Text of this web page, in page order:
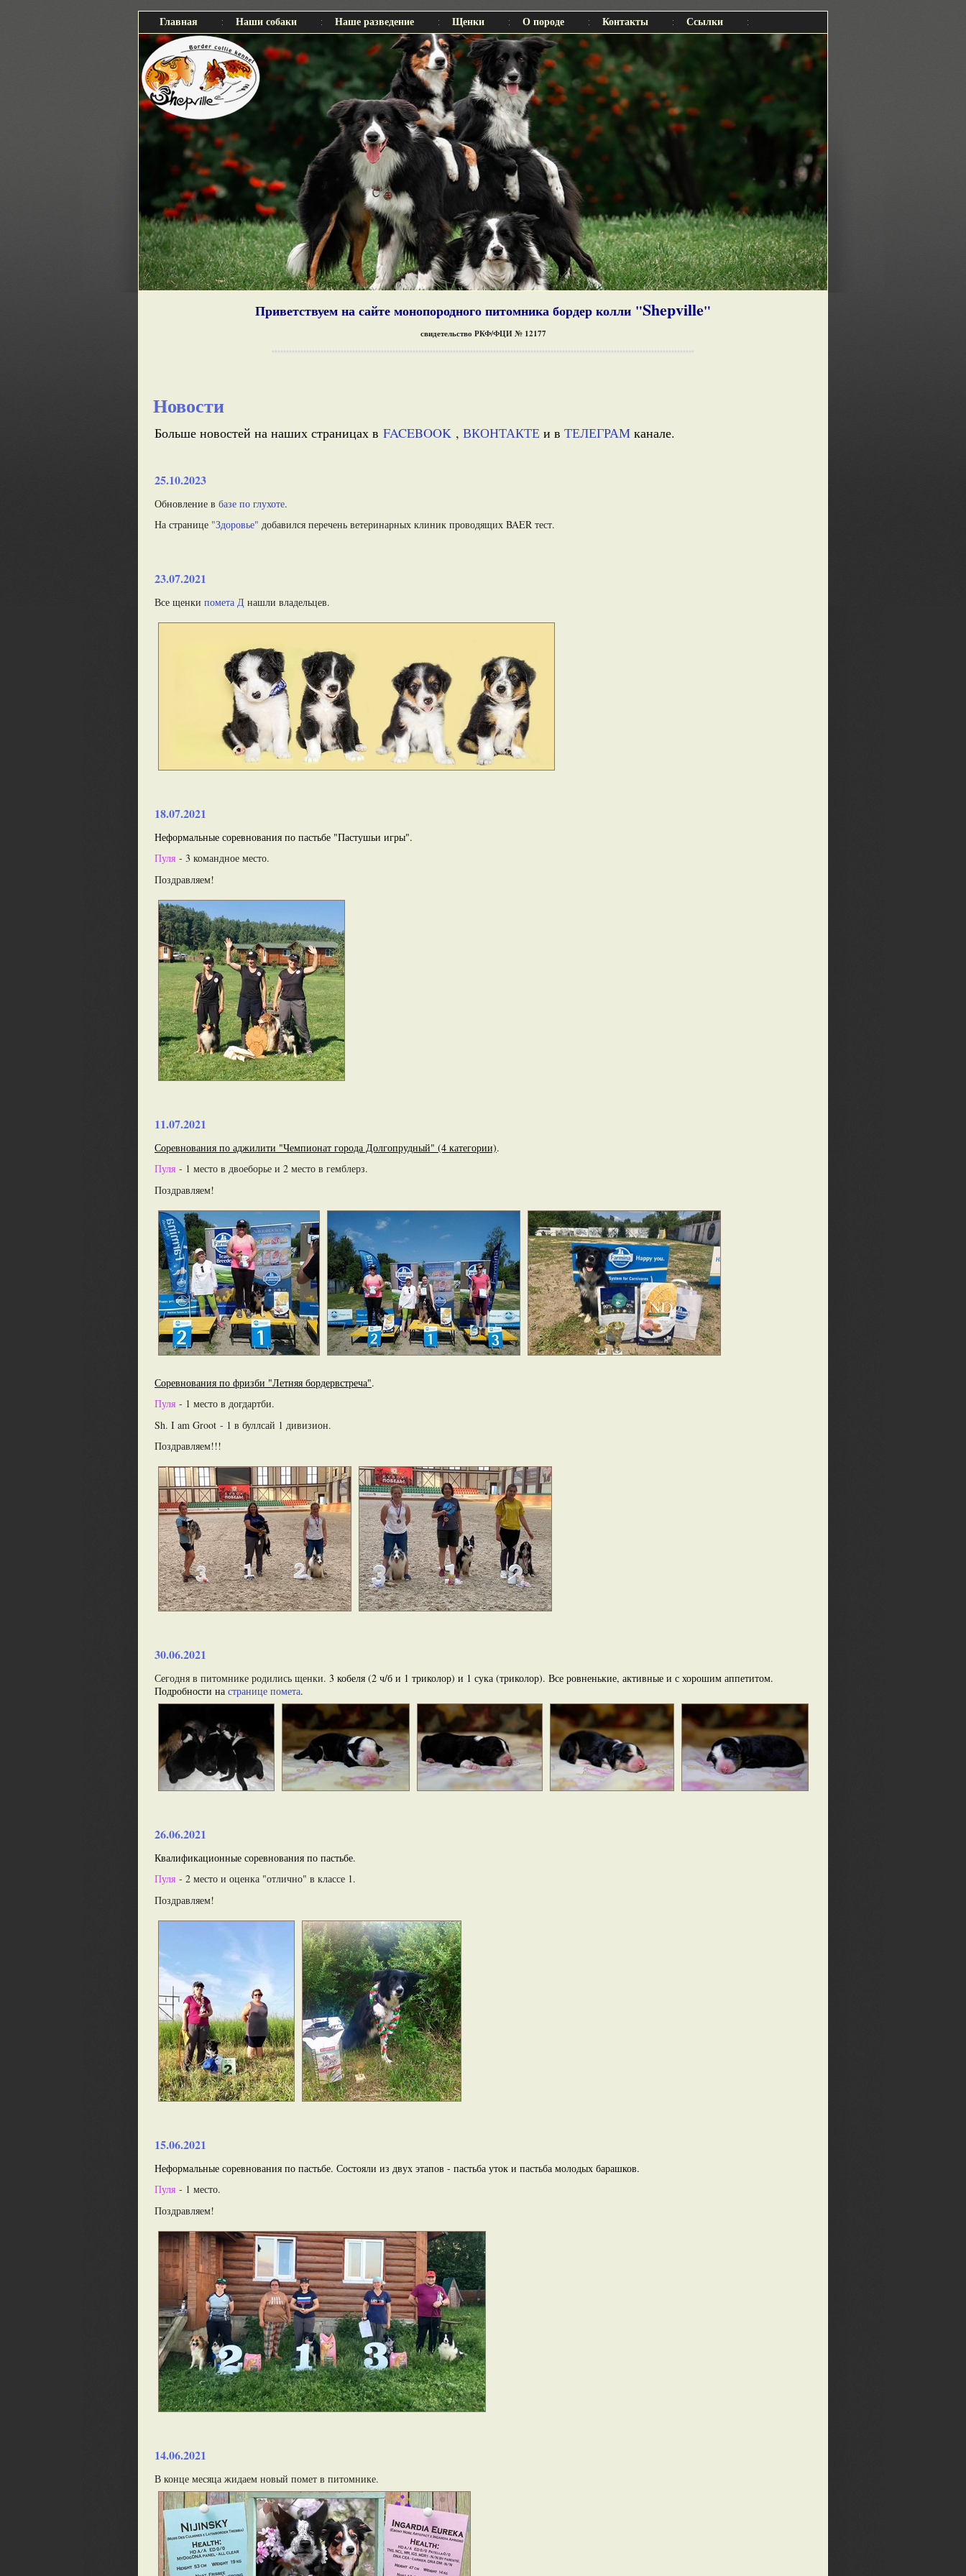
Главная Наши собаки Наше разведение Щенки О породе Контакты Ссылки
Приветствуем на сайте монопородного питомника бордер колли "Shepville"
свидетельство РКФ/ФЦИ № 12177
***************************************************************************************************************************************************
Новости
Больше новостей на наших страницах в FACEBOOK , ВКОНТАКТЕ и в ТЕЛЕГРАМ канале.
25.10.2023
Обновление в базе по глухоте.
На странице "Здоровье" добавился перечень ветеринарных клиник проводящих BAER тест.
23.07.2021
Все щенки помета Д нашли владельцев.
18.07.2021
Неформальные соревнования по пастьбе "Пастушьи игры".
Пуля - 3 командное место.
Поздравляем!
11.07.2021
Соревнования по аджилити "Чемпионат города Долгопрудный" (4 категории).
Пуля - 1 место в двоеборье и 2 место в гемблерз.
Поздравляем!
Соревнования по фризби "Летняя бордервстреча".
Пуля - 1 место в догдартби.
Sh. I am Groot - 1 в буллсай 1 дивизион.
Поздравляем!!!
30.06.2021
Сегодня в питомнике родились щенки. 3 кобеля (2 ч/б и 1 триколор) и 1 сука (триколор). Все ровненькие, активные и с хорошим аппетитом.
Подробности на странице помета.
26.06.2021
Квалификационные соревнования по пастьбе.
Пуля - 2 место и оценка "отлично" в классе 1.
Поздравляем!
15.06.2021
Неформальные соревнования по пастьбе. Состояли из двух этапов - пастьба уток и пастьба молодых барашков.
Пуля - 1 место.
Поздравляем!
14.06.2021
В конце месяца жидаем новый помет в питомнике.